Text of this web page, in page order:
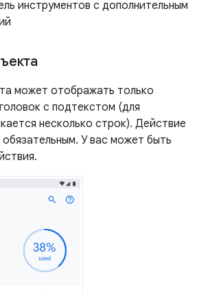
инструментов с дополнительным
может отображать только
с подтекстом (для
несколько строк). Действие
обязательным. У вас может быть